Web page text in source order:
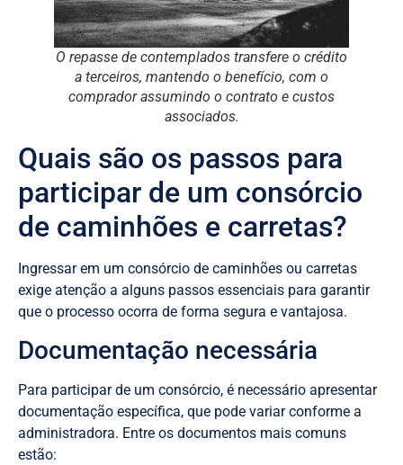
O repasse de contemplados transfere o crédito
a terceiros, mantendo o benefício, com o
comprador assumindo o contrato e custos
associados.
Quais são os passos para
participar de um consórcio
de caminhões e carretas?
Ingressar em um consórcio de caminhões ou carretas
exige atenção a alguns passos essenciais para garantir
que o processo ocorra de forma segura e vantajosa.
Documentação necessária
Para participar de um consórcio, é necessário apresentar
documentação específica, que pode variar conforme a
administradora. Entre os documentos mais comuns
estão: